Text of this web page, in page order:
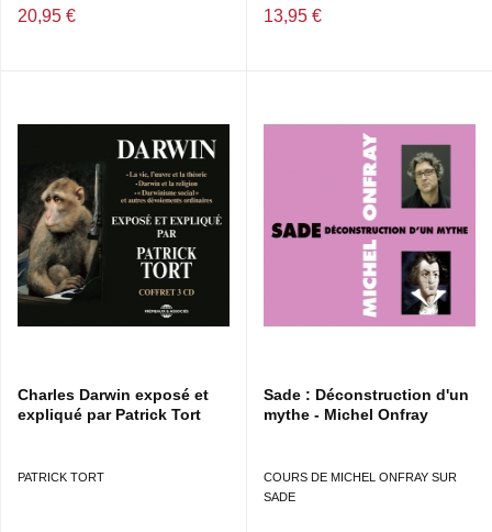
20,95 € 13,95 €
Charles Darwin exposé et
expliqué par Patrick Tort
PATRICK TORT
Sade : Déconstruction d'un
mythe - Michel Onfray
COURS DE MICHEL ONFRAY SUR
SADE